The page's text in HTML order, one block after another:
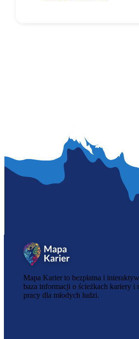
Mapa Karier to bezpłatna i
baza informacji o ścieżkach kariery i
pracy dla młodych ludzi.